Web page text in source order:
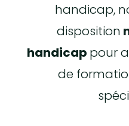
handicap,
disposition
handicap pour
de